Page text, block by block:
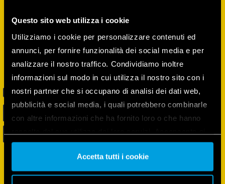
Questo sito web utilizza i cookie
Utilizziamo i cookie per personalizzare contenuti ed
annunci, per fornire funzionalità dei social media e per
analizzare il nostro traffico. Condividiamo inoltre
informazioni sul modo in cui utilizza il nostro sito con i
nostri partner che si occupano di analisi dei dati web,
pubblicità e social media, i quali potrebbero combinarle
con altre informazioni che ha fornito loro o che hanno
nostri cookie se continua ad utilizzare il nostro sito web.
Vai alla Cookie Policy completa
Accetta tutti i cookie